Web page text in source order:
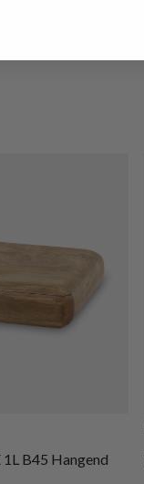
B45 Hangend